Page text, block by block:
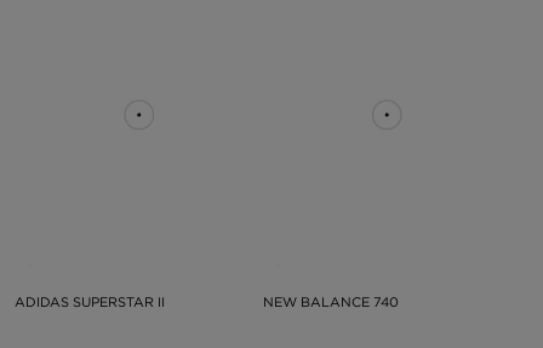
ADIDAS SUPERSTAR II NEW BALANCE 740